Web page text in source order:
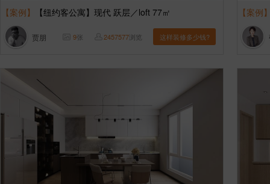
【案例】 【纽约客公寓】现代 跃层／loft 77㎡
贾朋 9张 2457577浏览 这样装修多少钱?
【案例